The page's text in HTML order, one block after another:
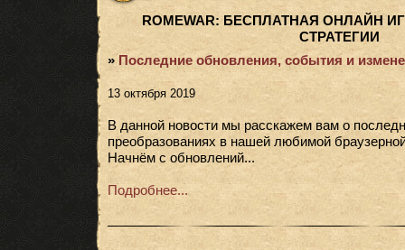
ROMEWAR: БЕСПЛАТНАЯ ОНЛАЙН
СТРАТЕГИИ
» Последние обновления, события и
13 октября 2019
В данной новости мы расскажем вам о
преобразованиях в нашей любимой
Начнём с обновлений...
Подробнее...